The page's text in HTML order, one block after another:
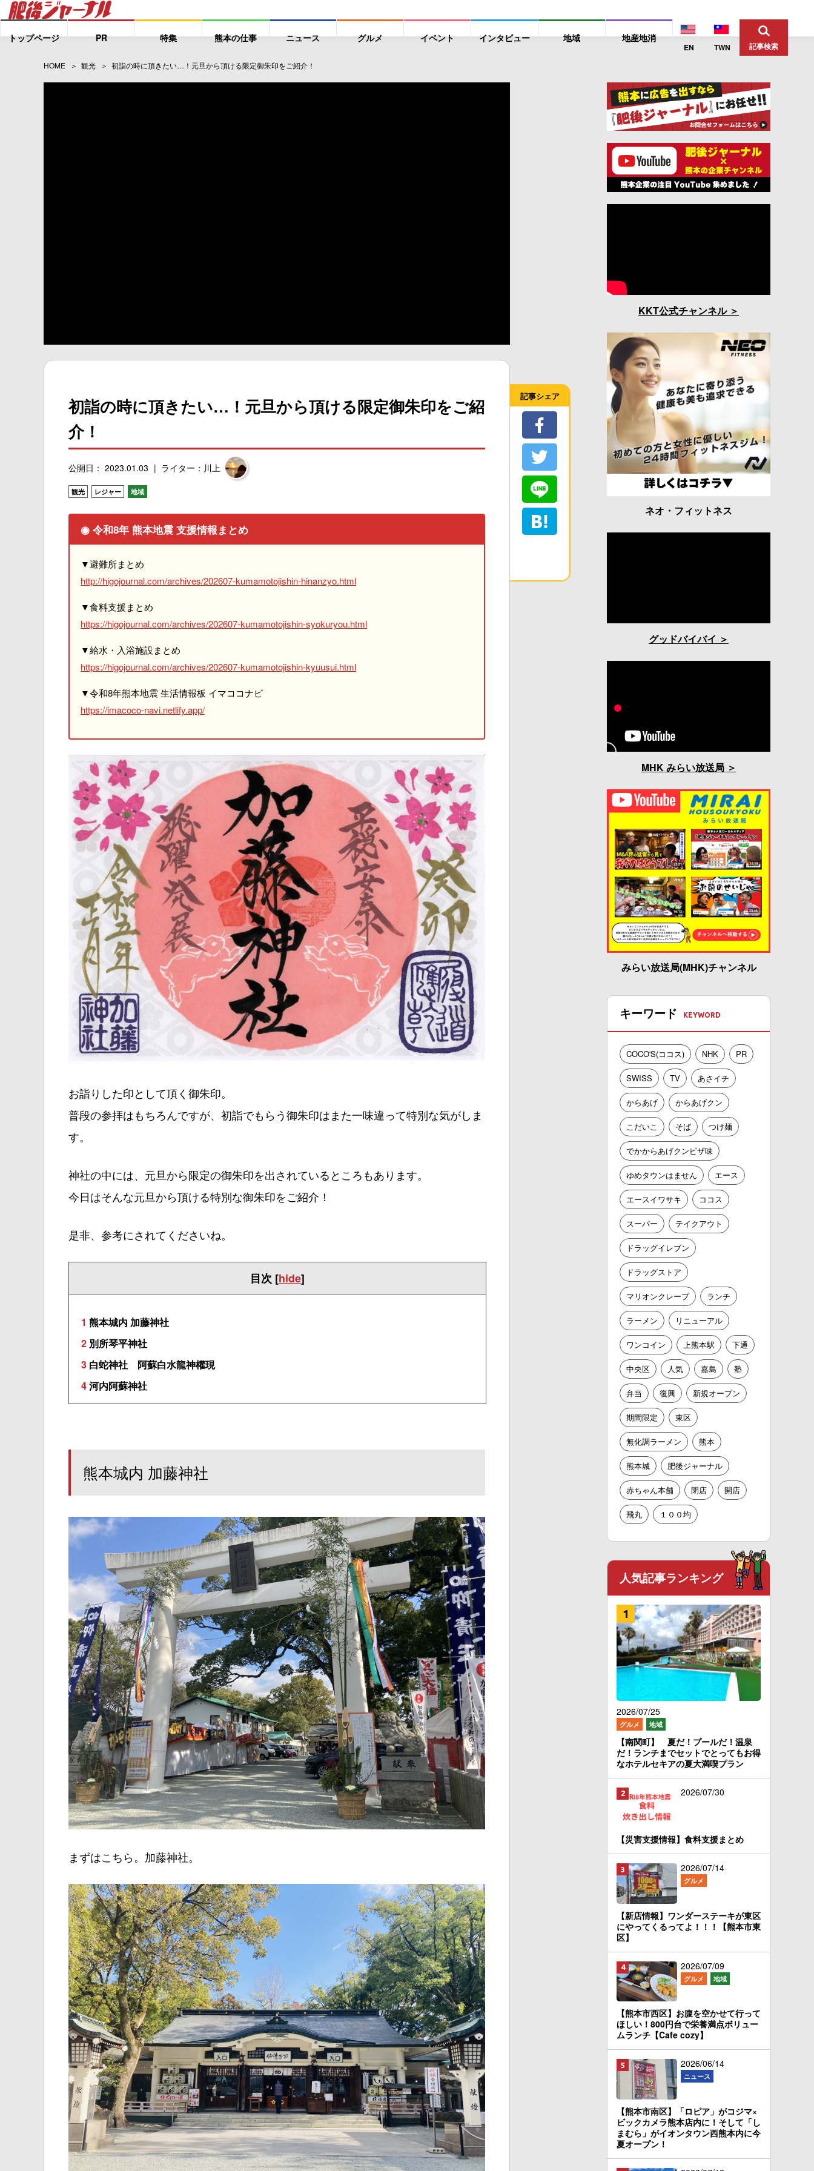
トップページ PR 特集 熊本の仕事 ニュース グルメ イベント インタビュー 地域 地産地消
EN TWN 記事検索
HOME 観光 初詣の時に頂きたい…！元旦から頂ける限定御朱印をご紹介！
初詣の時に頂きたい…！元旦から頂ける限定御朱印をご紹
介！
公開日： 2023.01.03 ライター：川上
観光 レジャー 地域
◉ 令和8年 熊本地震 支援情報まとめ
▼避難所まとめ
http://higojournal.com/archives/202607-kumamotojishin-hinanzyo.html
▼食料支援まとめ
https://higojournal.com/archives/202607-kumamotojishin-syokuryou.html
▼給水・入浴施設まとめ
https://higojournal.com/archives/202607-kumamotojishin-kyuusui.html
▼令和8年熊本地震 生活情報板 イマココナビ
https://imacoco-navi.netlify.app/
お詣りした印として頂く御朱印。
普段の参拝はもちろんですが、初詣でもらう御朱印はまた一味違って特別な気がしま
す。
神社の中には、元旦から限定の御朱印を出されているところもあります。
今日はそんな元旦から頂ける特別な御朱印をご紹介！
是非、参考にされてくださいね。
目次 [hide]
1 熊本城内 加藤神社
2 別所琴平神社
3 白蛇神社 阿蘇白水龍神權現
4河内阿蘇神社
熊本城内 加藤神社
まずはこちら。加藤神社。
記事シェア
KKT公式チャンネル
ネオ・フィットネス
グッドバイバイ
MHK みらい放送局
みらい放送局(MHK)チャンネル
キーワード
COCO'S(ココス) NHK PR
SWISS TV あさイチ
からあげ からあげクン
こだいこ そば つけ麺
でかからあげクンピザ味
ゆめタウンはません エース
エースイワサキ ココス
スーパー テイクアウト
ドラッグイレブン
ドラッグストア
マリオンクレープ ランチ
ラーメン リニューアル
ワンコイン 上熊本駅 下通
中央区 人気 嘉島 塾
弁当 復興 新規オープン
期間限定 東区
無化調ラーメン 熊本
熊本城 肥後ジャーナル
赤ちゃん本舗 閉店 開店
飛丸 １００均
人気記事ランキング
2026/07/25
グルメ 地域
【南関町】 夏だ！プールだ！温泉
だ！ランチまでセットでとってもお得
なホテルセキアの夏大満喫プラン
2026/07/30
【災害支援情報】食料支援まとめ
2026/07/14
グルメ
【新店情報】ワンダーステーキが東区
にやってくるってよ！！！【熊本市東
区】
2026/07/09
グルメ 地域
【熊本市西区】お腹を空かせて行って
ほしい！800円台で栄養満点ボリュー
ムランチ【Cafe cozy】
2026/06/14
ニュース
【熊本市南区】「ロピア」がコジマ×
ビックカメラ熊本店内に！そして「し
まむら」がイオンタウン西熊本内に今
夏オープン！